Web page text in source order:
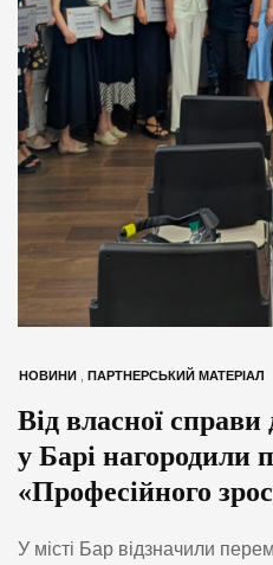
НОВИНИ ПАРТНЕРСЬКИЙ МАТЕРІАЛ
Від власної справи
у Барі нагородили
«Професійного
У місті Бар відзначили